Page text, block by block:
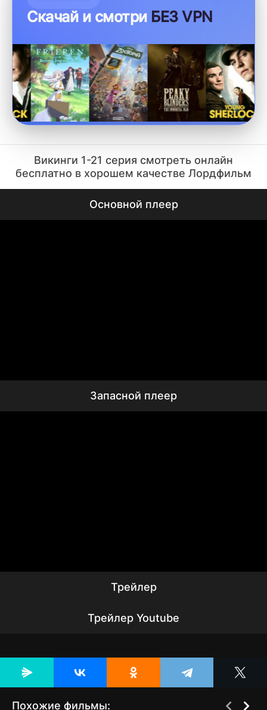
Скачай и смотри БЕЗ VPN
Викинги 1-21 серия смотреть онлайн
бесплатно в хорошем качестве Лордфильм
Основной плеер
Запасной плеер
Трейлер
Трейлер Youtube
Похожие фильмы: